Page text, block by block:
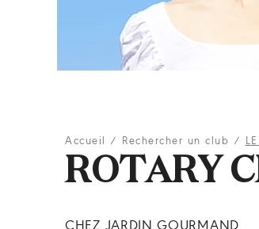
Accueil / Rechercher un club /
ROTARY